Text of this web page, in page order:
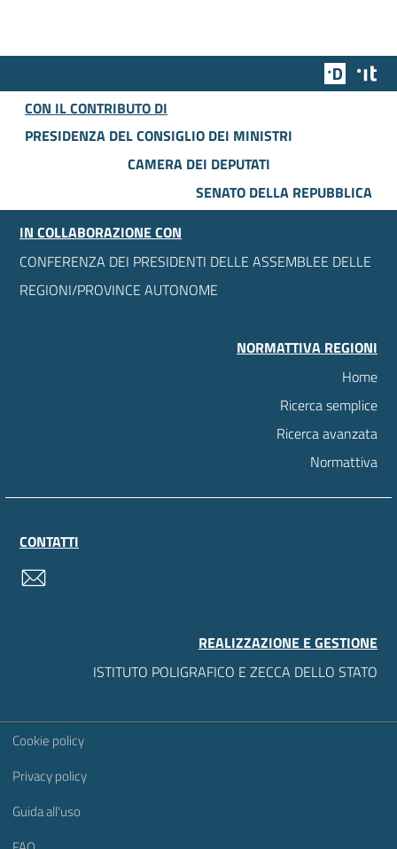
Team
CON IL CONTRIBUTO DI
PRESIDENZA DEL CONSIGLIO DEI MINISTRI
CAMERA DEI DEPUTATI
SENATO DELLA REPUBBLICA
IN COLLABORAZIONE CON
CONFERENZA DEI PRESIDENTI DELLE ASSEMBLEE DELLE
REGIONI/PROVINCE AUTONOME
NORMATTIVA REGIONI
Home
Ricerca semplice
Ricerca avanzata
Normattiva
CONTATTI
REALIZZAZIONE E GESTIONE
ISTITUTO POLIGRAFICO E ZECCA DELLO STATO
Sezione Link Utili
Cookie policy
Privacy policy
Guida all'uso